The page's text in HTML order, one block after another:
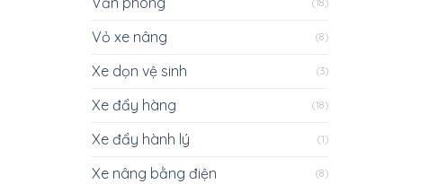
(18)
Vỏ xe nâng (8)
Xe dọn vệ sinh (3)
Xe đẩy hàng (18)
Xe đẩy hành lý (1)
Xe nâng bằng điện (8)